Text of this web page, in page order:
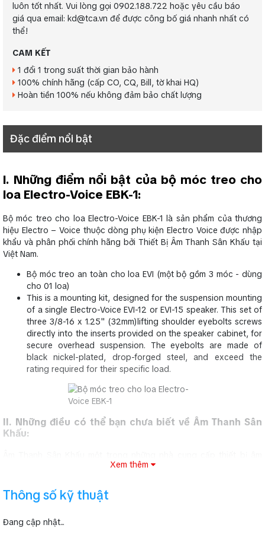
luôn tốt nhất. Vui lòng gọi 0902.188.722 hoặc yêu cầu báo
giá qua email: kd@tca.vn để được công bố giá nhanh nhất có
thể!
CAM KẾT
1 đổi 1 trong suất thời gian bảo hành
100% chính hãng (cấp CO, CQ, Bill, tờ khai HQ)
Hoàn tiền 100% nếu không đảm bảo chất lượng
Đặc điểm nổi bật
I. Những điểm nổi bật của bộ móc treo cho
loa Electro-Voice EBK-1:
Bộ móc treo cho loa Electro-Voice EBK-1 là sản phẩm của thương
hiệu Electro – Voice thuộc dòng phụ kiện Electro Voice được nhập
khẩu và phân phối chính hãng bởi Thiết Bị Âm Thanh Sân Khấu tại
Việt Nam.
Bộ móc treo an toàn cho loa EVI (một bộ gồm 3 móc - dùng
cho 01 loa)
This is a mounting kit, designed for the suspension mounting
of a single Electro-Voice EVI-12 or EVI-15 speaker. This set of
three 3/8-16 x 1.25" (32mm)lifting shoulder eyebolts screws
directly into the inserts provided on the speaker cabinet, for
secure overhead suspension. The eyebolts are made of
black nickel-plated, drop-forged steel, and exceed the
rating required for their specific load.
II. Những điều có thể bạn chưa biết về Âm Thanh Sân
Khấu:
thanh hàng đầu tại Việt Nam. Chúng tôi chuyên nhập khẩu và bán
thanh hội trường , âm thanh sân khấu, những thiết bị âm thanh
dùng trong dàn karaoke chuyên nghiệp... 100% chính hãng, chất
thanh Việt Nam.
Xem thêm
Thông số kỹ thuật
Đang cập nhật...